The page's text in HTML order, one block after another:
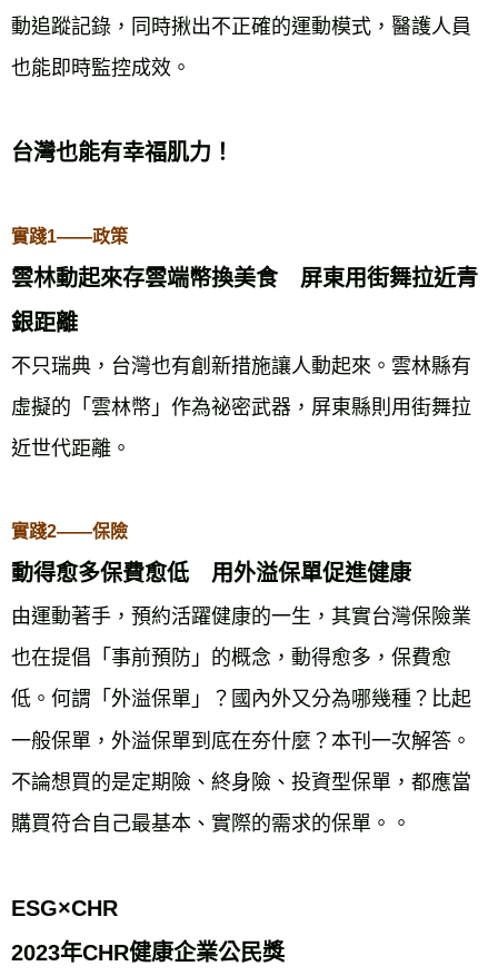
動追蹤記錄，同時揪出不正確的運動模式，醫護人員
也能即時監控成效。
台灣也能有幸福肌力！
實踐1——政策
雲林動起來存雲端幣換美食 屏東用街舞拉近青
銀距離
不只瑞典，台灣也有創新措施讓人動起來。雲林縣有
虛擬的「雲林幣」作為祕密武器，屏東縣則用街舞拉
近世代距離。
實踐2——保險
動得愈多保費愈低 用外溢保單促進健康
由運動著手，預約活躍健康的一生，其實台灣保險業
也在提倡「事前預防」的概念，動得愈多，保費愈
低。何謂「外溢保單」？國內外又分為哪幾種？比起
一般保單，外溢保單到底在夯什麼？本刊一次解答。
不論想買的是定期險、終身險、投資型保單，都應當
購買符合自己最基本、實際的需求的保單。 。
ESG×CHR
2023年CHR健康企業公民獎